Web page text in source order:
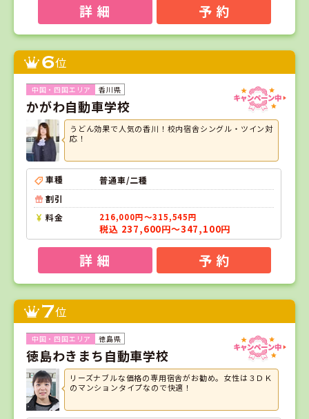
詳 細 予 約
6位
香川県
かがわ自動車学校
うどん効果で人気の香川！校内宿舎シングル・ツイン対
応！
車種
普通車/二種
割引
料金
216,000円～315,545円
税込 237,600円～347,100円
詳 細 予 約
7位
徳島県
徳島わきまち自動車学校
リーズナブルな価格の専用宿舎がお勧め。女性は３ＤＫ
のマンションタイプなので快適！